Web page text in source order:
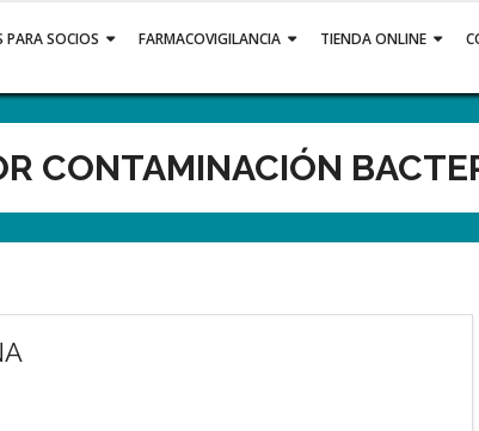
PARA SOCIOS FARMACOVIGILANCIA TIENDA ONLINE
CONTAMINACIÓN